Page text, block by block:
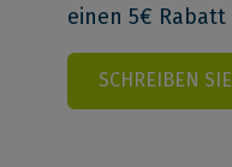
einen 5€
SCHREIBEN